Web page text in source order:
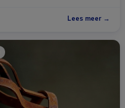
Lees meer →